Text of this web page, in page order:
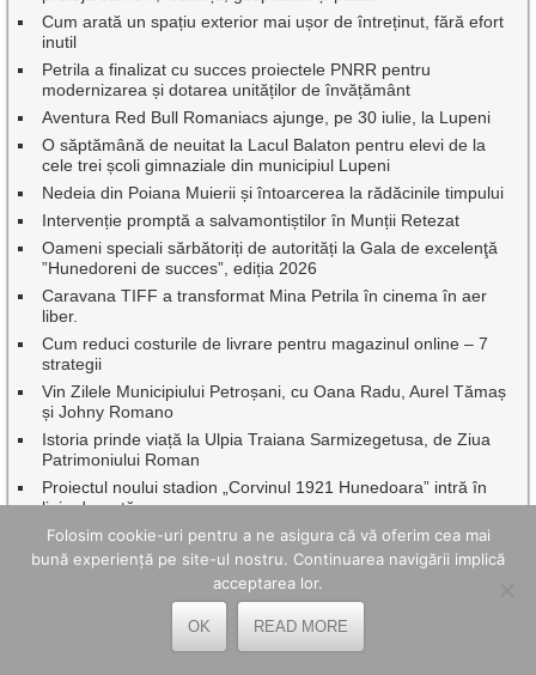
Cum arată un spațiu exterior mai ușor de întreținut, fără efort
inutil
Petrila a finalizat cu succes proiectele PNRR pentru
modernizarea și dotarea unităților de învățământ
Aventura Red Bull Romaniacs ajunge, pe 30 iulie, la Lupeni
O săptămână de neuitat la Lacul Balaton pentru elevi de la
cele trei școli gimnaziale din municipiul Lupeni
Nedeia din Poiana Muierii și întoarcerea la rădăcinile timpului
Intervenție promptă a salvamontiștilor în Munții Retezat
Oameni speciali sărbătoriți de autorități la Gala de excelenţă
”Hunedoreni de succes”, ediția 2026
Caravana TIFF a transformat Mina Petrila în cinema în aer
liber.
Cum reduci costurile de livrare pentru magazinul online – 7
strategii
Vin Zilele Municipiului Petroșani, cu Oana Radu, Aurel Tămaș
și Johny Romano
Istoria prinde viață la Ulpia Traiana Sarmizegetusa, de Ziua
Patrimoniului Roman
Proiectul noului stadion „Corvinul 1921 Hunedoara” intră în
linie dreaptă
Scriitorul Ion Caraion comemorat de Biblioteca Municipală
,,Valeriu Butulescu” Petroșani, la 40 de ani de la trecerea sa în
Studenții Universității din București au transformat practica de
vară într-un proiect cu impact în Geoparcul Internațional
Folosim cookie-uri pentru a ne asigura că vă oferim cea mai
bună experiență pe site-ul nostru. Continuarea navigării implică
acceptarea lor.
OK READ MORE